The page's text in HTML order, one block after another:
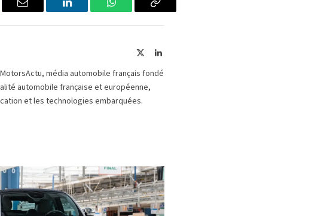
Email LinkedIn WhatsAppCopier
lienLinkedIn
média automobile français fondé
automobile française et européenne,
et les technologies embarquées.